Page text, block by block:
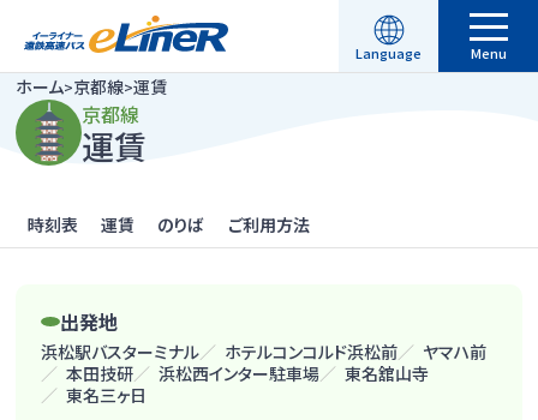
Language Menu
駐車場予約
よくある質問
新着情報
ホーム>京都線>運賃
京都線
運賃
時刻表 運賃 のりば ご利用方法
出発地
浜松駅バスターミナル ホテルコンコルド浜松前
ヤマハ前
本田技研
浜松西インター駐車場
東名舘山寺
東名三ヶ日
昼行便